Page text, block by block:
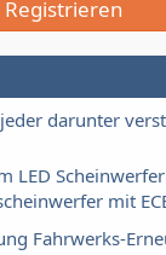
Registrieren
darunter
LED
mit
Fahrwerks-